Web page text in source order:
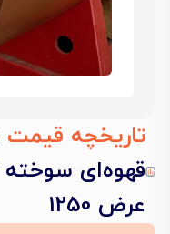
تاریخچه قیمت
عرض 1250